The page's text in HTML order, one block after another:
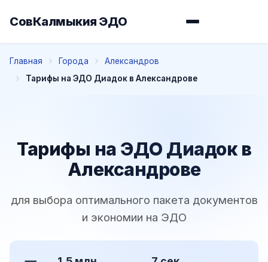
СовКалмыкия ЭДО
Главная Города
Александров
Тарифы на ЭДО Диадок в Александрове
Тарифы на ЭДО Диадок в
Александрове
для выбора оптимального пакета документов
и экономии на ЭДО